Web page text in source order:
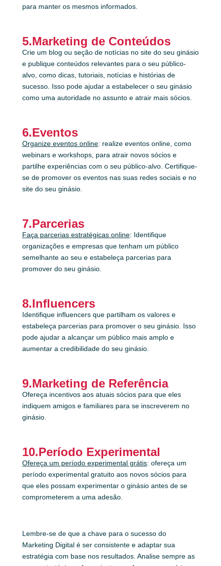
para manter os mesmos informados.
5.Marketing de Conteúdos
Crie um blog ou seção de notícias no site do seu ginásio
e publique conteúdos relevantes para o seu público-
alvo, como dicas, tutoriais, notícias e histórias de
sucesso. Isso pode ajudar a estabelecer o seu ginásio
como uma autoridade no assunto e atrair mais sócios.
6.Eventos
Organize eventos online: realize eventos online, como
webinars e workshops, para atrair novos sócios e
partilhe experiências com o seu público-alvo. Certifique-
se de promover os eventos nas suas redes sociais e no
site do seu ginásio.
7.Parcerias
Faça parcerias estratégicas online: Identifique
organizações e empresas que tenham um público
semelhante ao seu e estabeleça parcerias para
promover do seu ginásio.
8.Influencers
Identifique influencers que partilham os valores e
estabeleça parcerias para promover o seu ginásio. Isso
pode ajudar a alcançar um público mais amplo e
aumentar a credibilidade do seu ginásio.
9.Marketing de Referência
Ofereça incentivos aos atuais sócios para que eles
indiquem amigos e familiares para se inscreverem no
ginásio.
10.Período Experimental
Ofereça um período experimental grátis: ofereça um
período experimental gratuito aos novos sócios para
que eles possam experimentar o ginásio antes de se
comprometerem a uma adesão.
Lembre-se de que a chave para o sucesso do
Marketing Digital é ser consistente e adaptar sua
estratégia com base nos resultados. Analise sempre as